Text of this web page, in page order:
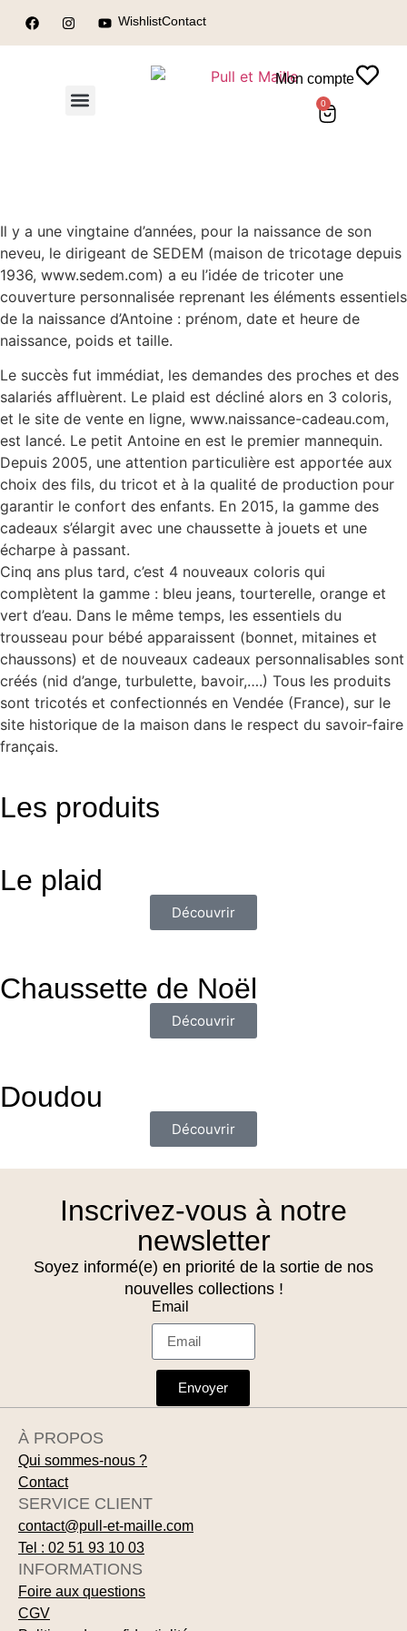
WishlistContact
Mon compte
0
Il y a une vingtaine d’années, pour la naissance de son
neveu, le dirigeant de SEDEM (maison de tricotage depuis
1936, www.sedem.com) a eu l’idée de tricoter une
couverture personnalisée reprenant les éléments essentiels
de la naissance d’Antoine : prénom, date et heure de
naissance, poids et taille.
Le succès fut immédiat, les demandes des proches et des
salariés affluèrent. Le plaid est décliné alors en 3 coloris,
et le site de vente en ligne, www.naissance-cadeau.com,
est lancé. Le petit Antoine en est le premier mannequin.
Depuis 2005, une attention particulière est apportée aux
choix des fils, du tricot et à la qualité de production pour
garantir le confort des enfants. En 2015, la gamme des
cadeaux s’élargit avec une chaussette à jouets et une
écharpe à passant.
Cinq ans plus tard, c’est 4 nouveaux coloris qui
complètent la gamme : bleu jeans, tourterelle, orange et
vert d’eau. Dans le même temps, les essentiels du
trousseau pour bébé apparaissent (bonnet, mitaines et
chaussons) et de nouveaux cadeaux personnalisables sont
créés (nid d’ange, turbulette, bavoir,….) Tous les produits
sont tricotés et confectionnés en Vendée (France), sur le
site historique de la maison dans le respect du savoir-faire
français.
Les produits
Le plaid
Découvrir
Chaussette de Noël
Découvrir
Doudou
Découvrir
Inscrivez-vous à notre
newsletter
Soyez informé(e) en priorité de la sortie de nos
nouvelles collections !
Email
Envoyer
À PROPOS
Qui sommes-nous ?
Contact
SERVICE CLIENT
contact@pull-et-maille.com
Tel : 02 51 93 10 03
INFORMATIONS
Foire aux questions
CGV